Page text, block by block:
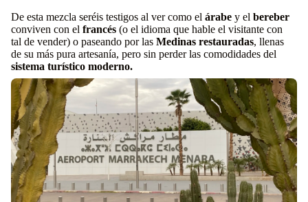
De esta mezcla seréis testigos al ver como el árabe y el bereber
conviven con el francés (o el idioma que hable el visitante con
tal de vender) o paseando por las Medinas restauradas, llenas
de su más pura artesanía, pero sin perder las comodidades del
sistema turístico moderno.